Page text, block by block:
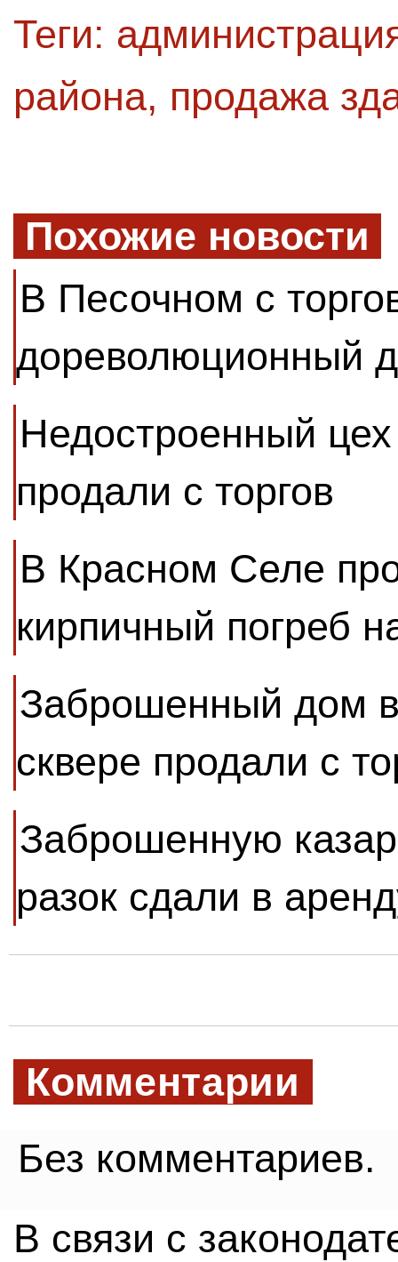
Теги:
района, продажа
Похожие новости
В Песочном с
дореволюционный
Недостроенный
продали с торгов
В Красном Селе
кирпичный погреб
Заброшенный дом
сквере продали с
Заброшенную
разок сдали в
Комментарии
Без комментариев.
В связи с